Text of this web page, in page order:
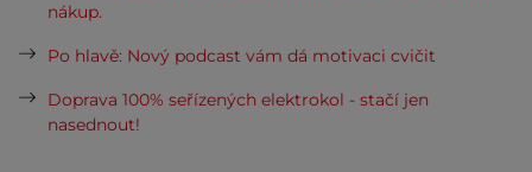
nákup.
Po hlavě: Nový podcast vám dá motivaci cvičit
Doprava 100% seřízených elektrokol - stačí jen
nasednout!